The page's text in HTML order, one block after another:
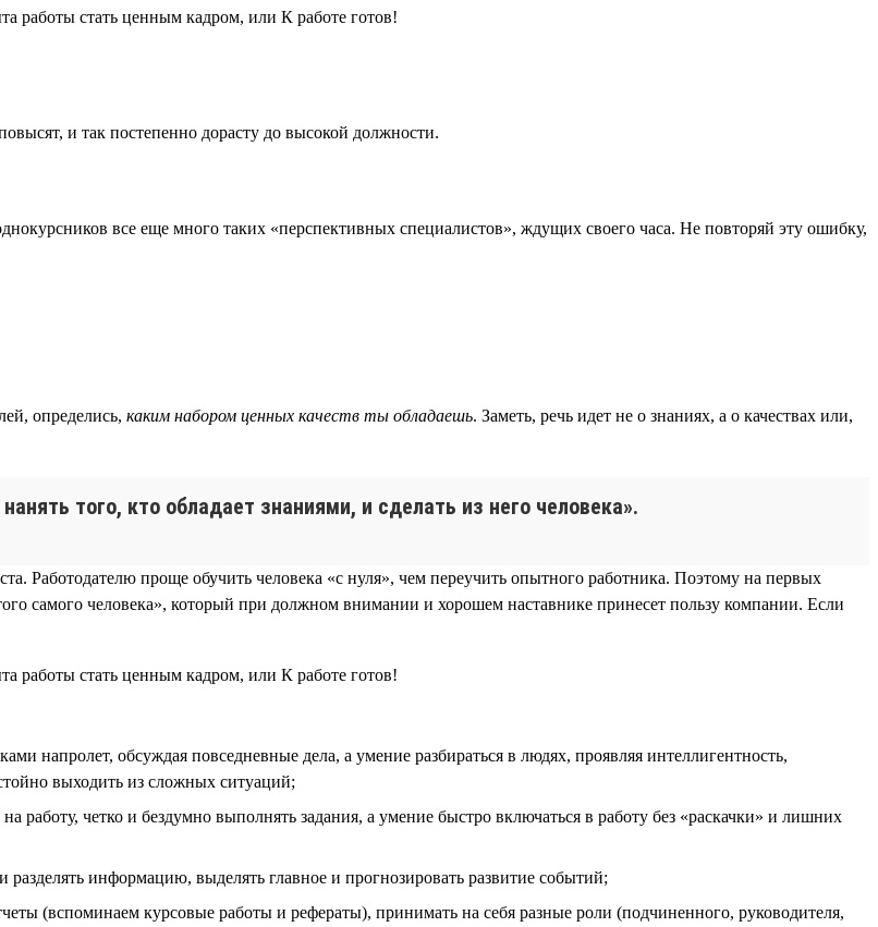
и так постепенно дорасту до высокой должности.
все еще много таких «перспективных специалистов», ждущих своего часа. Не повторяй эту ошибку,
определись, каким набором ценных качеств ты обладаешь. Заметь, речь идет не о знаниях, а о качествах или,
того, кто обладает знаниями, и сделать из него человека».
Работодателю проще обучить человека «с нуля», чем переучить опытного работника. Поэтому на первых
самого человека», который при должном внимании и хорошем наставнике принесет пользу компании. Если
напролет, обсуждая повседневные дела, а умение разбираться в людях, проявляя интеллигентность,
выходить из сложных ситуаций;
работу, четко и бездумно выполнять задания, а умение быстро включаться в работу без «раскачки» и лишних
информацию, выделять главное и прогнозировать развитие событий;
(вспоминаем курсовые работы и рефераты), принимать на себя разные роли (подчиненного, руководителя,